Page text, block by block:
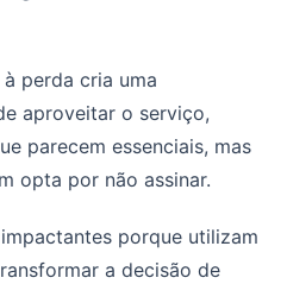
perda cria uma
aproveitar o serviço,
parecem essenciais, mas
opta por não assinar.
porque utilizam
a decisão de